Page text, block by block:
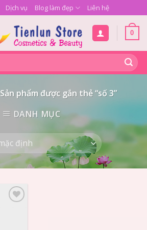
Dịch vụ Blog làm đẹp Liên hệ
0
Sản phẩm được gắn thẻ “số 3”
DANH MỤC